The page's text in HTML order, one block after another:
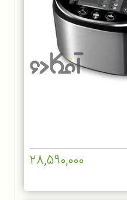
28,590,000